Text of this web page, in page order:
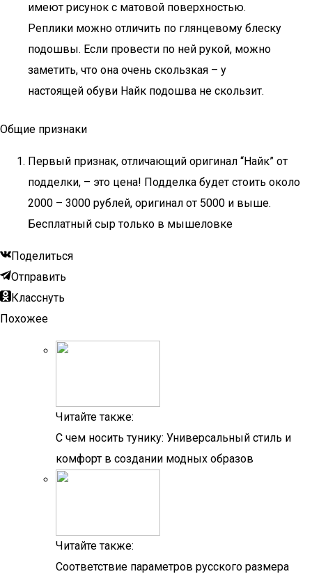
имеют рисунок с матовой поверхностью.
Реплики можно отличить по глянцевому блеску
подошвы. Если провести по ней рукой, можно
заметить, что она очень скользкая – у
настоящей обуви Найк подошва не скользит.
Общие признаки
Первый признак, отличающий оригинал “Найк” от
подделки, – это цена! Подделка будет стоить около
2000 – 3000 рублей, оригинал от 5000 и выше.
Бесплатный сыр только в мышеловке
Поделиться
Отправить
Класснуть
Похожее
Читайте также:
С чем носить тунику: Универсальный стиль и
комфорт в создании модных образов
Читайте также:
Соответствие параметров русского размера